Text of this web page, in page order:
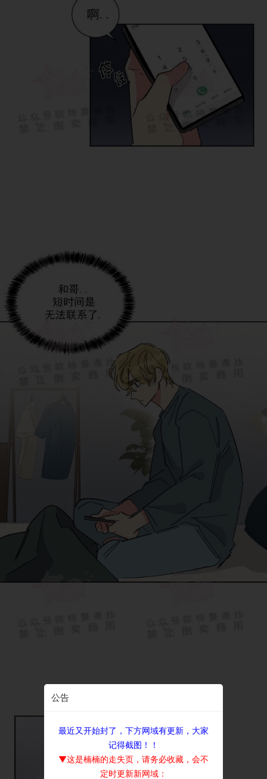
公告
最近又开始封了，下方网域有更新，大家
记得截图！！
▼这是楠楠的走失页，请务必收藏，会不
定时更新新网域：